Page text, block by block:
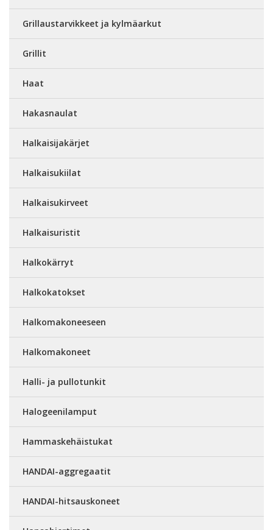
Grillaustarvikkeet ja kylmäarkut
Grillit
Haat
Hakasnaulat
Halkaisijakärjet
Halkaisukiilat
Halkaisukirveet
Halkaisuristit
Halkokärryt
Halkokatokset
Halkomakoneeseen
Halkomakoneet
Halli- ja pullotunkit
Halogeenilamput
Hammaskehäistukat
HANDAI-aggregaatit
HANDAI-hitsauskoneet